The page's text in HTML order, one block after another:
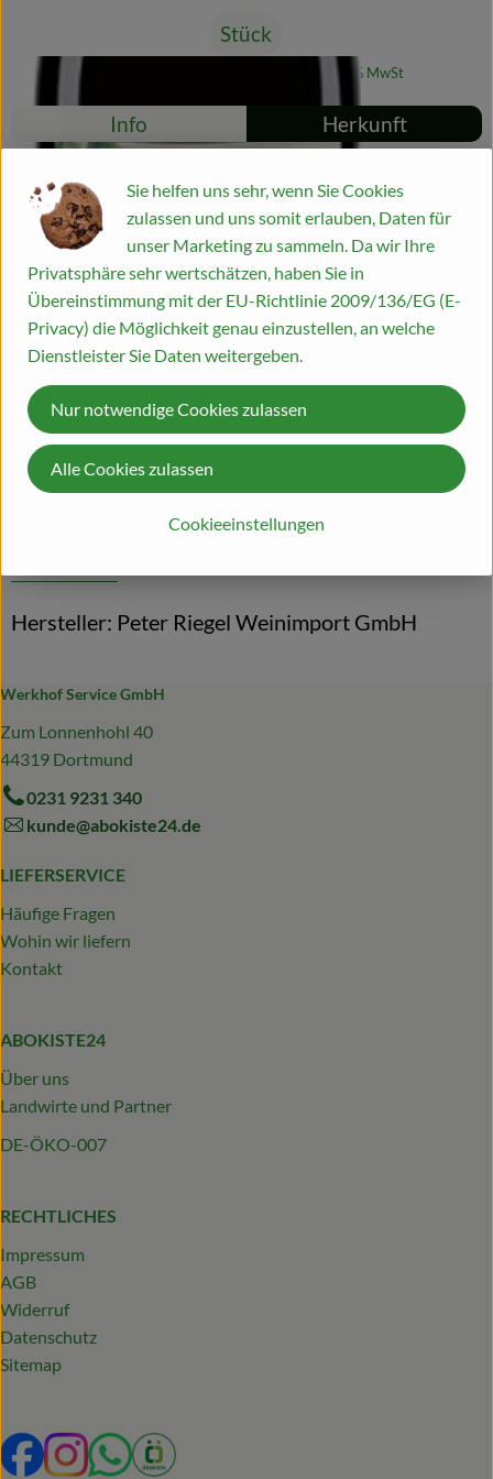
Stück
#53231 19% MwSt
Rezepte
Info Herkunft
Es wurden
Info
Produktinformationen
Zutaten
Produktdatenblatt
Hersteller: Peter Riegel Weinimport GmbH
Werkhof Service GmbH
Zum Lonnenhohl 40
44319 Dortmund
0231 9231 340
kunde@abokiste24.de
LIEFERSERVICE
Häufige Fragen
Wohin wir liefern
Kontakt
ABOKISTE24
Über uns
Landwirte und Partner
DE-ÖKO-007
RECHTLICHES
Impressum
AGB
Widerruf
Datenschutz
Sitemap
Externer Link zu https://www.facebook.com/
Externer Link zu https://www.instagram.com/
Externer Link zu https://wa.me/492319231340
Externer Link zu https://
Sie helfen uns sehr, wenn Sie Cookies
zulassen und uns somit erlauben, Daten für
unser Marketing zu sammeln. Da wir Ihre
Privatsphäre sehr wertschätzen, haben Sie in
Übereinstimmung mit der EU-Richtlinie 2009/136/EG (E-
Privacy) die Möglichkeit genau einzustellen, an welche
Dienstleister Sie Daten weitergeben.
Cookieeinstellungen
Nur notwendige Cookies zulassen
Alle Cookies zulassen